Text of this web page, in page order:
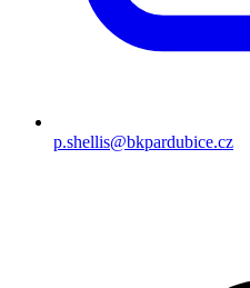
p.shellis@bkpardubice.cz